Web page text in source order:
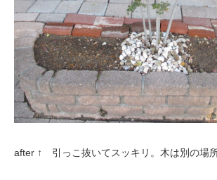
after ↑ 引っこ抜いてスッキリ。木は別の場所